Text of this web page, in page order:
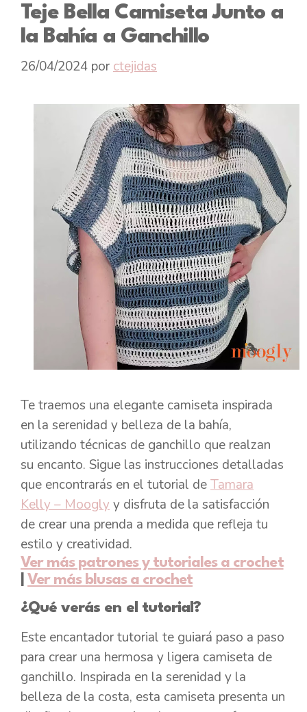
Teje Bella Camiseta Junto a
la Bahía a Ganchillo
26/04/2024 por ctejidas
Te traemos una elegante camiseta inspirada
en la serenidad y belleza de la bahía,
utilizando técnicas de ganchillo que realzan
su encanto. Sigue las instrucciones detalladas
que encontrarás en el tutorial deTamara
Kelly – Moogly y disfruta de la satisfacción
de crear una prenda a medida que refleja tu
estilo y creatividad.
Ver más patrones y tutoriales a crochet
|Ver más blusas a crochet
¿Qué verás en el tutorial?
Este encantador tutorial te guiará paso a paso
para crear una hermosa y ligera camiseta de
ganchillo. Inspirada en la serenidad y la
belleza de la costa, esta camiseta presenta un